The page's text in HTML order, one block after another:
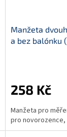
Manžeta
a bez balónku
258 Kč
Manžeta pro
pro novorozence,